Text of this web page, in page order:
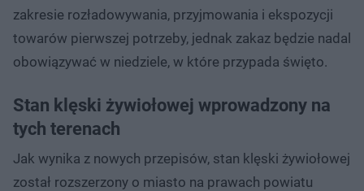
zakresie rozładowywania, przyjmowania i ekspozycji
towarów pierwszej potrzeby, jednak zakaz będzie nadal
obowiązywać w niedziele, w które przypada święto.
Stan klęski żywiołowej wprowadzony na
tych terenach
Jak wynika z nowych przepisów, stan klęski żywiołowej
został rozszerzony o miasto na prawach powiatu